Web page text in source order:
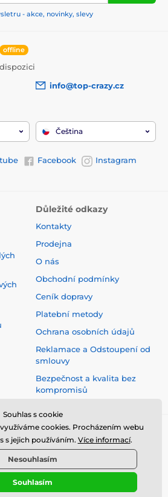
- akce, novinky, slevy
offline
info@top-crazy.cz
Čeština
Facebook
Instagram
Důležité odkazy
Kontakty
Prodejna
O nás
Obchodní podmínky
Ceník dopravy
Platební metody
Ochrana osobních údajů
Reklamace a Odstoupení od
smlouvy
Bezpečnost a kvalita bez
kompromisů
⦁ E-shop vytvořila
Souhlas s cookie
cookies. Procházením webu
s jejich používáním. Více informací.
Nesouhlasím
Souhlasím